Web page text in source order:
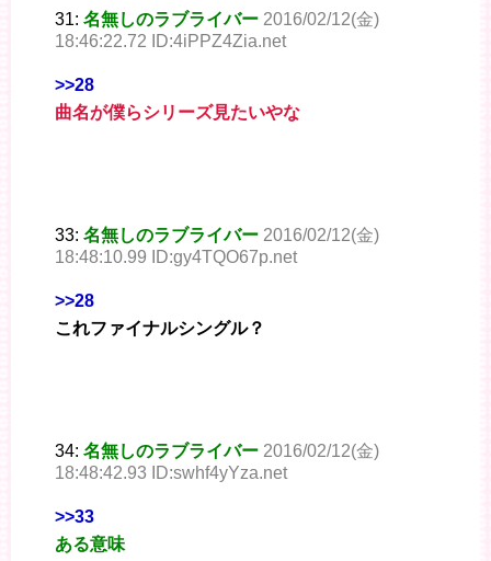
31: 名無しのラブライバー 2016/02/12(金)
18:46:22.72 ID:4iPPZ4Zia.net
>>28
曲名が僕らシリーズ見たいやな
33: 名無しのラブライバー 2016/02/12(金)
18:48:10.99 ID:gy4TQO67p.net
>>28
これファイナルシングル？
34: 名無しのラブライバー 2016/02/12(金)
18:48:42.93 ID:swhf4yYza.net
>>33
ある意味